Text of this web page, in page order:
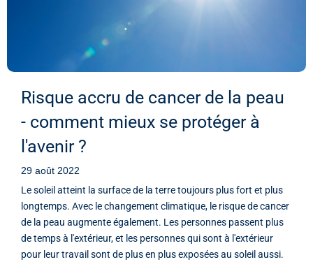
Risque accru de cancer de la peau
- comment mieux se protéger à
l'avenir ?
29 août 2022
Le soleil atteint la surface de la terre toujours plus fort et plus
longtemps. Avec le changement climatique, le risque de cancer
de la peau augmente également. Les personnes passent plus
de temps à l'extérieur, et les personnes qui sont à l'extérieur
pour leur travail sont de plus en plus exposées au soleil aussi.